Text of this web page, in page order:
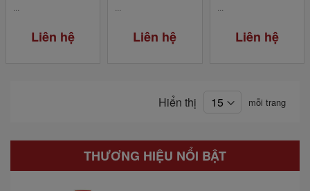
...
Liên hệ
...
Liên hệ
...
Liên hệ
Hiển thị mỗi trang
THƯƠNG HIỆU NỔI BẬT